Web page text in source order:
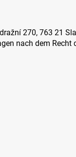
270, 763 21
nach dem